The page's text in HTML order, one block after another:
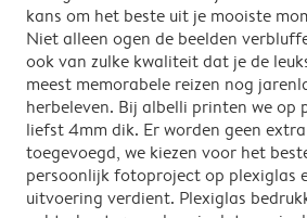
kans om het beste uit je mooiste
Niet alleen ogen de beelden
ook van zulke kwaliteit dat je de
meest memorabele reizen nog
herbeleven. Bij albelli printen we op
liefst 4mm dik. Er worden geen
toegevoegd, we kiezen voor het
persoonlijk fotoproject op plexiglas
uitvoering verdient. Plexiglas